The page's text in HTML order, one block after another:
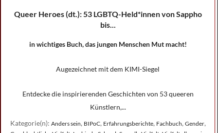
Queer Heroes (dt.): 53 LGBTQ-Held*innen von Sappho
bis...
in wichtiges Buch, das jungen Menschen Mut macht!
Augezeichnet mit dem KIMI-Siegel
Entdecke die inspirierenden Geschichten von 53 queeren
Künstlern,...
Kategorie(n): Anders sein, BIPoC, Erfahrungsberichte, Fachbuch, Gender,